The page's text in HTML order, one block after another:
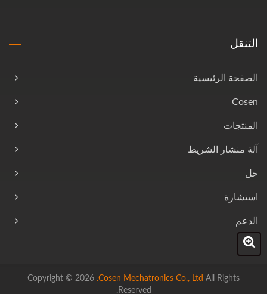
التنقل
الصفحة الرئيسية
Cosen
المنتجات
آلة منشار الشريط
حل
استشارة
الدعم
Copyright © 2026 Cosen Mechatronics Co., Ltd. All Rights
Reserved.